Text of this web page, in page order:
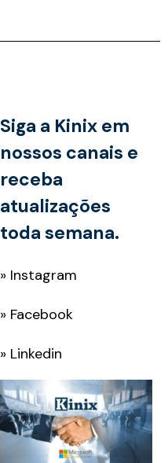
Siga a Kinix em
nossos canais e
receba
atualizações
toda semana.
» Instagram
» Facebook
» Linkedin